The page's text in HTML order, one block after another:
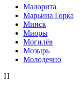
Малорита
Марьина Горка
Минск
Миоры
Могилёв
Мозырь
Молодечно
Н